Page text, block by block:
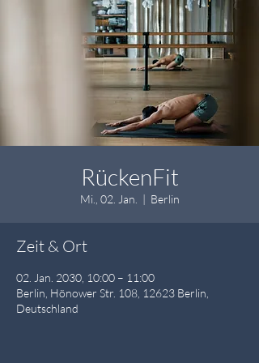
RückenFit
Mi., 02. Jan.
  |
Berlin
Zeit & Ort
02. Jan. 2030, 10:00 – 11:00
Berlin, Hönower Str. 108, 12623 Berlin,
Deutschland